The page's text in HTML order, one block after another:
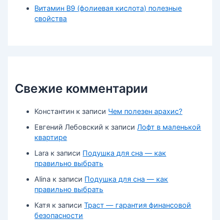
Витамин В9 (фолиевая кислота) полезные
свойства
Свежие комментарии
Константин к записи Чем полезен арахис?
Евгений Лебовский к записиЛофт в маленькой
квартире
Lara к записи Подушка для сна — как
правильно выбрать
Alina к записи Подушка для сна — как
правильно выбрать
Катя к записиТраст — гарантия финансовой
безопасности